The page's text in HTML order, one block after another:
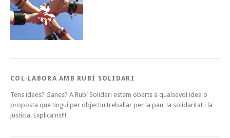
COL·LABORA AMB RUBÍ SOLIDARI
Tens idees? Ganes? A Rubí Solidari estem oberts a qualsevol idea o
proposta que tingui per objectiu treballar per la pau, la solidaritat i la
justícia. Explica'ns!!!